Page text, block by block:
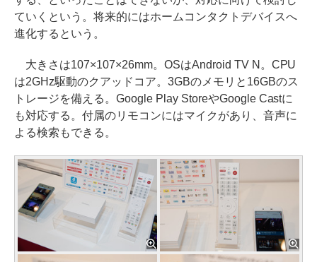
ていくという。将来的にはホームコンタクトデバイスへ
進化するという。
大きさは107×107×26mm。OSはAndroid TV N。CPU
は2GHz駆動のクアッドコア。3GBのメモリと16GBのス
トレージを備える。Google Play StoreやGoogle Castに
も対応する。付属のリモコンにはマイクがあり、音声に
よる検索もできる。